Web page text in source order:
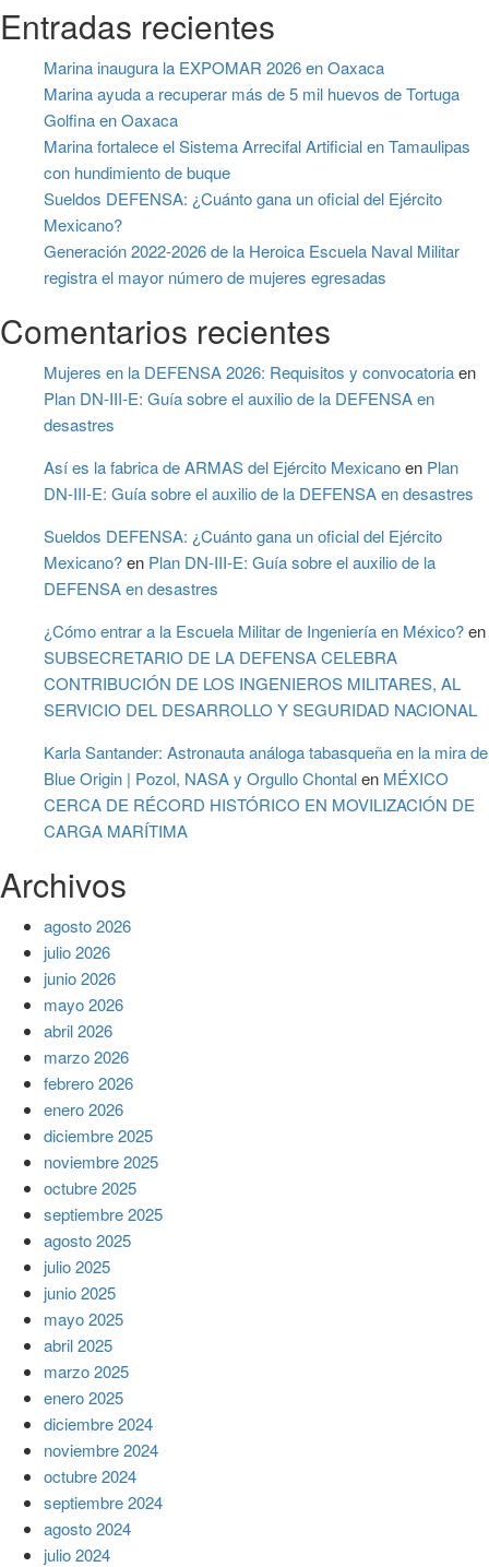
Entradas recientes
Marina inaugura la EXPOMAR 2026 en Oaxaca
Marina ayuda a recuperar más de 5 mil huevos de Tortuga
Golfina en Oaxaca
Marina fortalece el Sistema Arrecifal Artificial en Tamaulipas
con hundimiento de buque
Sueldos DEFENSA: ¿Cuánto gana un oficial del Ejército
Mexicano?
Generación 2022-2026 de la Heroica Escuela Naval Militar
registra el mayor número de mujeres egresadas
Comentarios recientes
Mujeres en la DEFENSA 2026: Requisitos y convocatoriaen
Plan DN-III-E: Guía sobre el auxilio de la DEFENSA en
desastres
Así es la fabrica de ARMAS del Ejército Mexicanoen Plan
DN-III-E: Guía sobre el auxilio de la DEFENSA en desastres
Sueldos DEFENSA: ¿Cuánto gana un oficial del Ejército
Mexicano?en Plan DN-III-E: Guía sobre el auxilio de la
DEFENSA en desastres
¿Cómo entrar a la Escuela Militar de Ingeniería en México?en
SUBSECRETARIO DE LA DEFENSA CELEBRA
CONTRIBUCIÓN DE LOS INGENIEROS MILITARES, AL
SERVICIO DEL DESARROLLO Y SEGURIDAD NACIONAL
Karla Santander: Astronauta análoga tabasqueña en la mira de
Blue Origin | Pozol, NASA y Orgullo Chontalen MÉXICO
CERCA DE RÉCORD HISTÓRICO EN MOVILIZACIÓN DE
CARGA MARÍTIMA
Archivos
agosto 2026
julio 2026
junio 2026
mayo 2026
abril 2026
marzo 2026
febrero 2026
enero 2026
diciembre 2025
noviembre 2025
octubre 2025
septiembre 2025
agosto 2025
julio 2025
junio 2025
mayo 2025
abril 2025
marzo 2025
enero 2025
diciembre 2024
noviembre 2024
octubre 2024
septiembre 2024
agosto 2024
julio 2024